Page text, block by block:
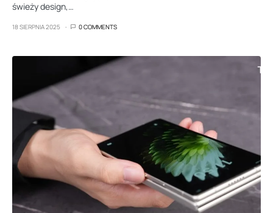
świeży design,…
18 SIERPNIA 2025 0 COMMENTS